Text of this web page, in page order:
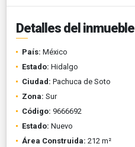
Detalles del inmueble
País: México
Estado: Hidalgo
Ciudad: Pachuca de Soto
Zona: Sur
Código: 9666692
Estado: Nuevo
Área Construida: 212 m²